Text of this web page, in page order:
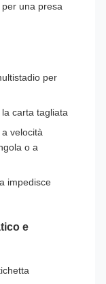
una presa
per
carta tagliata
velocità
o a
impedisce
e